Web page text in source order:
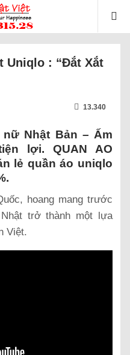
Uniqlo : “Đắt Xắt
13.340
nữ Nhật Bản – Ấm
lợi‎. QUAN AO
lẻ quần áo uniqlo
hoang mang trước
trở thành một lựa
Việt.